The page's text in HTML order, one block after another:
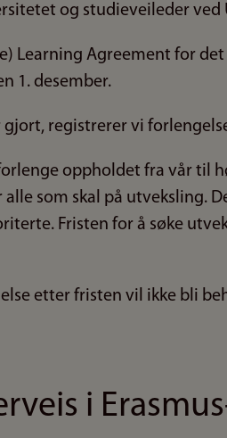
og studieveileder ved
Learning Agreement for
1. desember.
gjort, registrerer vi
oppholdet fra vår til
som skal på utveksling.
Fristen for å søke
etter fristen vil ikke bli
i